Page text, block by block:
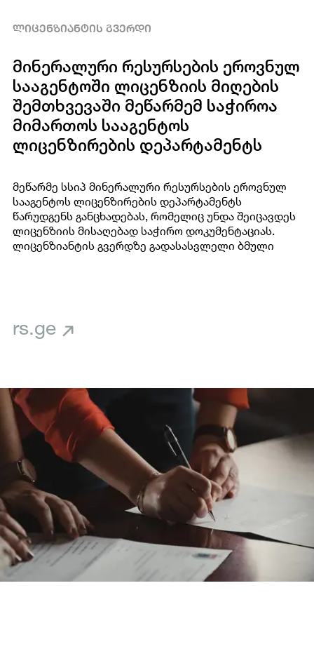
ᲚᲘᲪᲔᲜᲖᲘᲐᲜᲢᲘᲡ ᲒᲕᲔᲠᲓᲘ
მინერალური რესურსების ეროვნულ
სააგენტოში ლიცენზიის მიღების
შემთხვევაში მეწარმემ საჭიროა
მიმართოს სააგენტოს
ლიცენზირების დეპარტამენტს
მეწარმე სსიპ მინერალური რესურსების ეროვნულ
სააგენტოს ლიცენზირების დეპარტამენტს
წარუდგენს განცხადებას, რომელიც უნდა შეიცავდეს
ლიცენზიის მისაღებად საჭირო დოკუმენტაციას.
ლიცენზიანტის გვერდზე გადასასვლელი ბმული
rs.ge